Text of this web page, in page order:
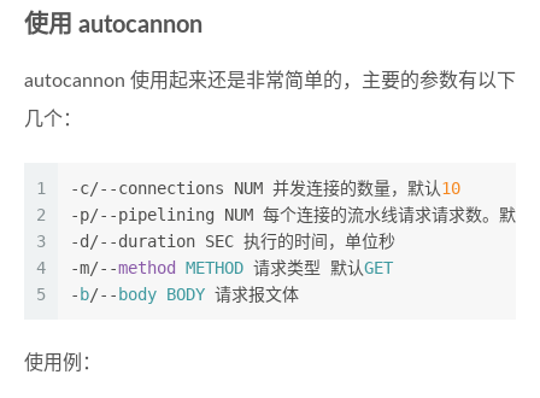
使用 autocannon
autocannon 使用起来还是非常简单的，主要的参数有以下
几个：
1
2
3
4
5
-c/--connections NUM 并发连接的数量，默认10
-p/--pipelining NUM 每个连接的流水线请求请求数。默认
-d/--duration SEC 执行的时间，单位秒
-m/--method METHOD 请求类型 默认GET
- b/-- body BODY 请求报文体
使用例：